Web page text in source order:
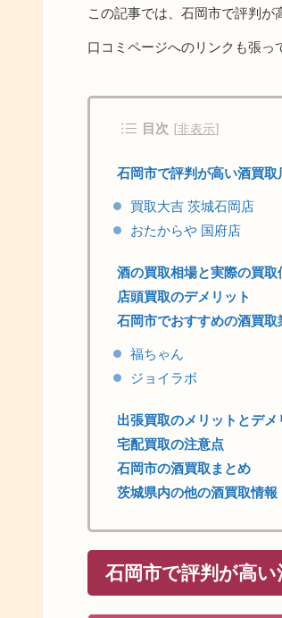
この記事では、石岡市で評判が
口コミページへのリンクも張っ
目次 [非表示]
石岡市で評判が高い酒買取
買取大吉 茨城石岡店
おたからや 国府店
酒の買取相場と実際の買取
店頭買取のデメリット
石岡市でおすすめの酒買取
福ちゃん
ジョイラボ
出張買取のメリットとデメ
宅配買取の注意点
石岡市の酒買取まとめ
茨城県内の他の酒買取情報
石岡市で評判が高い